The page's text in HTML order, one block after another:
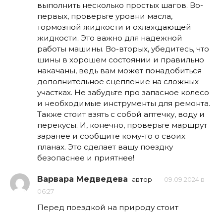
выполнить несколько простых шагов. Во-
первых, проверьте уровни масла,
тормозной жидкости и охлаждающей
жидкости. Это важно для надежной
работы машины. Во-вторых, убедитесь, что
шины в хорошем состоянии и правильно
накачаны, ведь вам может понадобиться
дополнительное сцепление на сложных
участках. Не забудьте про запасное колесо
и необходимые инструменты для ремонта.
Также стоит взять с собой аптечку, воду и
перекусы. И, конечно, проверьте маршрут
заранее и сообщите кому-то о своих
планах. Это сделает вашу поездку
безопаснее и приятнее!
Варвара Медведева автор
09.09.2024 в
06:27
Перед поездкой на природу стоит